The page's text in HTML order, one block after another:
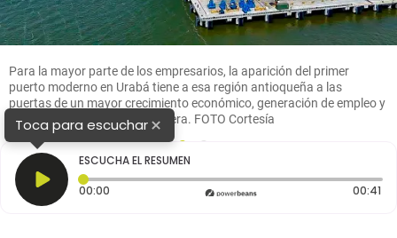
Para la mayor parte de los empresarios, la aparición del primer
puerto moderno en Urabá tiene a esa región antioqueña a las
puertas de un mayor crecimiento económico, generación de empleo y
atracción de inversión extranjera. FOTO Cortesía
Toca para escuchar×
ESCUCHA EL RESUMEN
00:00 Tiempo transcurrido: 0 segundos 00:41